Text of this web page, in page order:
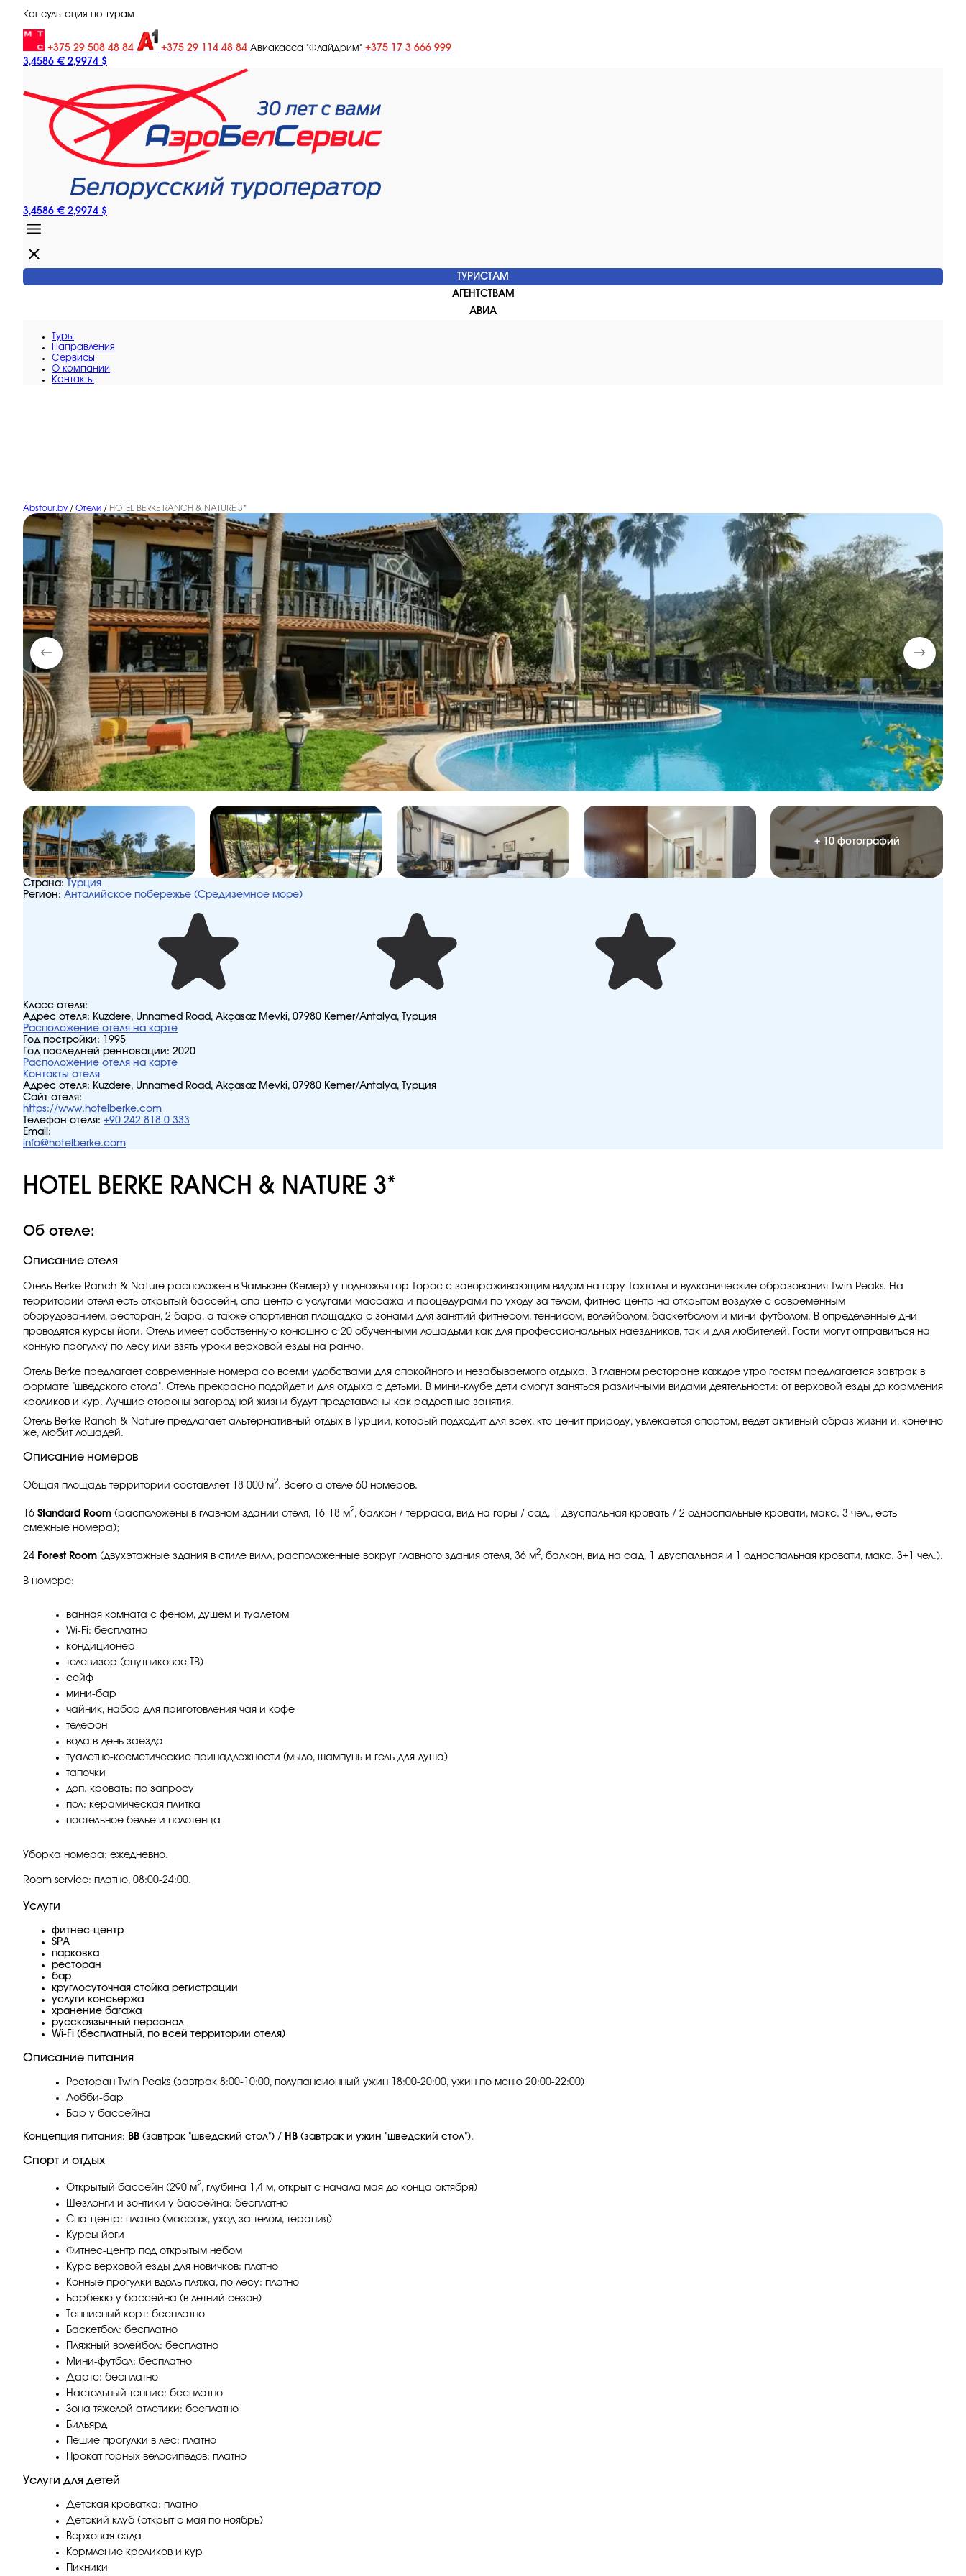
Консультация по турам
+375 29 508 48 84 +375 29 114 48 84 Авиакасса "Флайдрим" +375 17 3 666 999
3,4586 € 2,9974 $
3,4586 € 2,9974 $
ТУРИСТАМ
АГЕНТСТВАМ
АВИА
Туры
Направления
Сервисы
O компании
Контакты
Abstour.by / Отели / HOTEL BERKE RANCH & NATURE 3*
+ 10 фотографий
Страна:
Турция
Регион: Анталийское побережье (Средиземное море)
Класс отеля:
Адрес отеля: Kuzdere, Unnamed Road, Akçasaz Mevki, 07980 Kemer/Antalya, Турция
Расположение отеля на карте
Год постройки:
1995
Год последней ренновации: 2020
Расположение отеля на карте
Контакты отеля
Адрес отеля: Kuzdere, Unnamed Road, Akçasaz Mevki, 07980 Kemer/Antalya, Турция
Сайт отеля:
https://www.hotelberke.com
Телефон отеля: +90 242 818 0 333
Email:
info@hotelberke.com
HOTEL BERKE RANCH & NATURE 3*
Об отеле:
Описание отеля
Отель Berke Ranch & Nature расположен в Чамьюве (Кемер) у подножья гор Торос с завораживающим видом на гору Тахталы и вулканические образования Twin Peaks. На
территории отеля есть открытый бассейн, спа-центр с услугами массажа и процедурами по уходу за телом, фитнес-центр на открытом воздухе с современным
оборудованием, ресторан, 2 бара, а также спортивная площадка с зонами для занятий фитнесом, теннисом, волейболом, баскетболом и мини-футболом. В определенные дни
проводятся курсы йоги. Отель имеет собственную конюшню с 20 обученными лошадьми как для профессиональных наездников, так и для любителей. Гости могут отправиться на
конную прогулку по лесу или взять уроки верховой езды на ранчо.
Отель Berke предлагает современные номера со всеми удобствами для спокойного и незабываемого отдыха. В главном ресторане каждое утро гостям предлагается завтрак в
формате "шведского стола". Отель прекрасно подойдет и для отдыха с детьми. В мини-клубе дети смогут заняться различными видами деятельности: от верховой езды до кормления
кроликов и кур. Лучшие стороны загородной жизни будут представлены как радостные занятия.
Отель Berke Ranch & Nature предлагает альтернативный отдых в Турции, который подходит для всех, кто ценит природу, увлекается спортом, ведет активный образ жизни и, конечно
же, любит лошадей.
Описание номеров
Общая площадь территории составляет 18 000 м2. Всего а отеле 60 номеров.
16 Standard Room (расположены в главном здании отеля, 16-18 м2, балкон / терраса, вид на горы / сад, 1 двуспальная кровать / 2 односпальные кровати, макс. 3 чел., есть
смежные номера);
24 Forest Room (двухэтажные здания в стиле вилл, расположенные вокруг главного здания отеля, 36 м2, балкон, вид на сад, 1 двуспальная и 1 односпальная кровати, макс. 3+1 чел.).
В номере:
ванная комната с феном, душем и туалетом
Wi-Fi: бесплатно
кондиционер
телевизор (спутниковое ТВ)
сейф
мини-бар
чайник, набор для приготовления чая и кофе
телефон
вода в день заезда
туалетно-косметические принадлежности (мыло, шампунь и гель для душа)
тапочки
доп. кровать: по запросу
пол: керамическая плитка
постельное белье и полотенца
Уборка номера: ежедневно.
Room service: платно, 08:00-24:00.
Услуги
фитнес-центр
SPA
парковка
ресторан
бар
круглосуточная стойка регистрации
услуги консьержа
хранение багажа
русскоязычный персонал
Wi-Fi (бесплатный, по всей территории отеля)
Описание питания
Ресторан Twin Peaks (завтрак 8:00-10:00, полупансионный ужин 18:00-20:00, ужин по меню 20:00-22:00)
Лобби-бар
Бар у бассейна
Концепция питания: ВВ (завтрак "шведский стол") / НВ (завтрак и ужин "шведский стол").
Спорт и отдых
Открытый бассейн (290 м2, глубина 1,4 м, открыт с начала мая до конца октября)
Шезлонги и зонтики у бассейна: бесплатно
Спа-центр: платно (массаж, уход за телом, терапия)
Курсы йоги
Фитнес-центр под открытым небом
Курс верховой езды для новичков: платно
Конные прогулки вдоль пляжа, по лесу: платно
Барбекю у бассейна (в летний сезон)
Теннисный корт: бесплатно
Баскетбол: бесплатно
Пляжный волейбол: бесплатно
Мини-футбол: бесплатно
Дартс: бесплатно
Настольный теннис: бесплатно
Зона тяжелой атлетики: бесплатно
Бильярд
Пешие прогулки в лес: платно
Прокат горных велосипедов: платно
Услуги для детей
Детская кроватка: платно
Детский клуб (открыт с мая по ноябрь)
Верховая езда
Кормление кроликов и кур
Пикники